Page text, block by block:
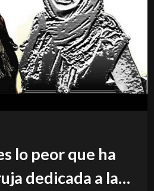
lo peor que ha
dedicada a la